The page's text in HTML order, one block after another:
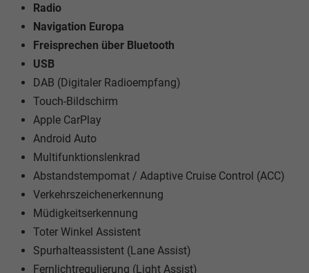
Radio
Navigation Europa
Freisprechen über Bluetooth
USB
DAB (Digitaler Radioempfang)
Touch-Bildschirm
Apple CarPlay
Android Auto
Multifunktionslenkrad
Abstandstempomat / Adaptive Cruise Control (ACC)
Verkehrszeichenerkennung
Müdigkeitserkennung
Toter Winkel Assistent
Spurhalteassistent (Lane Assist)
Fernlichtregulierung (Light Assist)